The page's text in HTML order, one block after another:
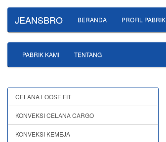
JEANSBRO BERANDA PROFIL PABRIK
PABRIK KAMI TENTANG
CELANA LOOSE FIT
KONVEKSI CELANA CARGO
KONVEKSI KEMEJA